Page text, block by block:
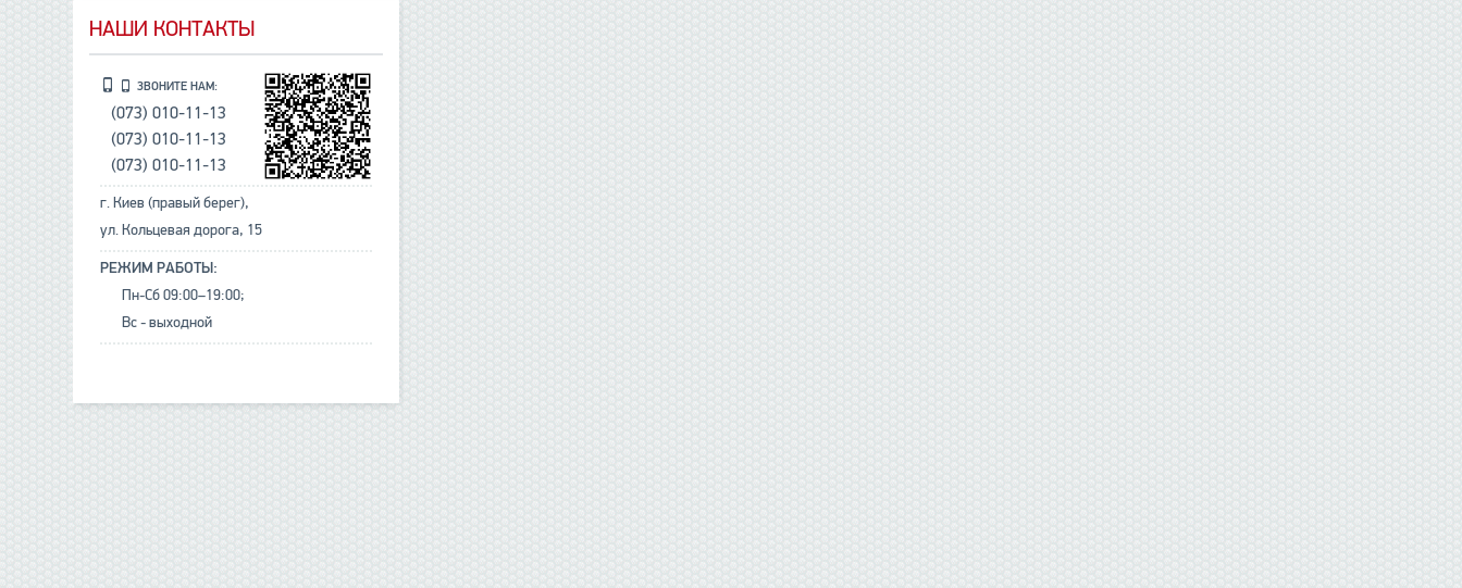
НАШИ КОНТАКТЫ
ЗВОНИТЕ НАМ:
(073) 010-11-13
(073) 010-11-13
(073) 010-11-13
г. Киев (правый берег),
ул. Кольцевая дорога, 15
РЕЖИМ РАБОТЫ:
Пн-Сб 09:00–19:00;
Вс - выходной